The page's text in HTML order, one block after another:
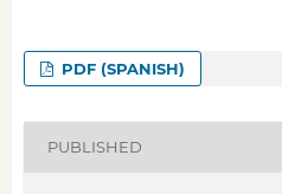
PDF (SPANISH)
PUBLISHED